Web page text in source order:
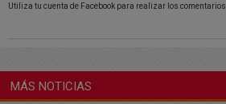
Utiliza tu cuenta de Facebook para realizar los comentarios
MÁS NOTICIAS